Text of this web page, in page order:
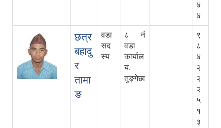
४
४
छत्र
बहादु
र
तामा
ङ
वडा
सद
स्य
८ नं
वडा
कार्याल
य,
तुङ्गेछा
९
८
४
२
२
२
५
१
३